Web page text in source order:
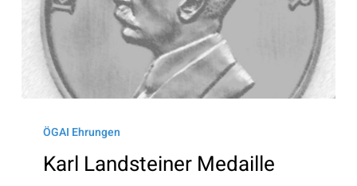
Landsteiner
Medaille
ÖGAI Ehrungen
Karl Landsteiner Medaille